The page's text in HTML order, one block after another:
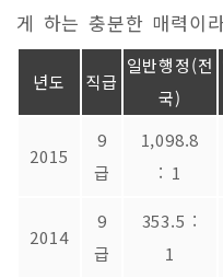
게 하는 충분한 매력이
년도 직급
일반행정(전
국)
2015
9
급
1,098.8
: 1
2014
9
급
353.5 :
1